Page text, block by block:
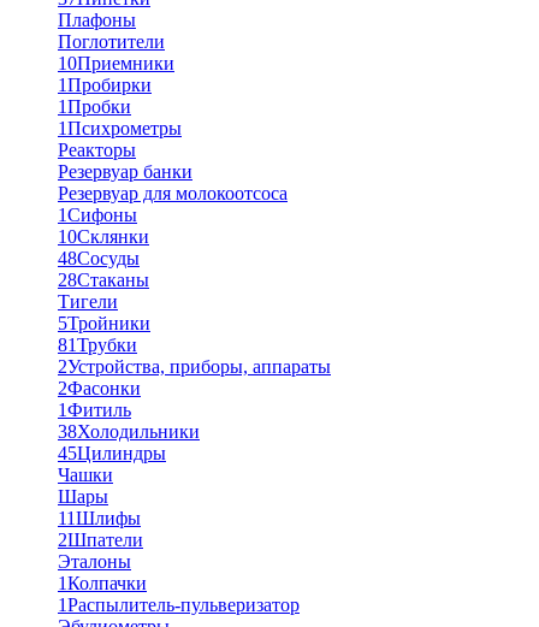
Плафоны
Поглотители
10Приемники
1Пробирки
1Пробки
1Психрометры
Реакторы
Резервуар банки
Резервуар для молокоотсоса
1Сифоны
10Склянки
48Сосуды
28Стаканы
Тигели
5Тройники
81Трубки
2Устройства, приборы, аппараты
2Фасонки
1Фитиль
38Холодильники
45Цилиндры
Чашки
Шары
11Шлифы
2Шпатели
Эталоны
1Колпачки
1Распылитель-пульверизатор